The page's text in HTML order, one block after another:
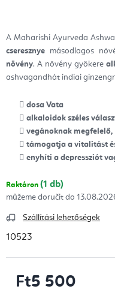
A Maharishi Ayurveda
cseresznye másodlagos
növény. A növény gyökere
ashvagandhát indiai
dosa Vata
alkaloidok széles
vegánoknak megfelelő,
támogatja a vitalitást
enyhíti a depressziót
Raktáron (1 db)
Szállítási lehetőségek
10523
Ft5 500